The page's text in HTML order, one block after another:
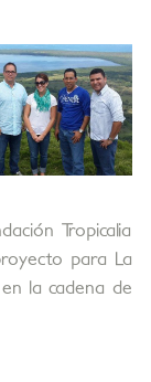
Tropicalia
para La
la cadena de